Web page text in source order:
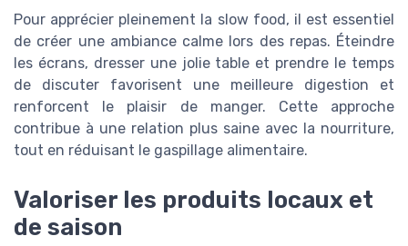
Pour apprécier pleinement la slow food, il est essentiel
de créer une ambiance calme lors des repas. Éteindre
les écrans, dresser une jolie table et prendre le temps
de discuter favorisent une meilleure digestion et
renforcent le plaisir de manger. Cette approche
contribue à une relation plus saine avec la nourriture,
tout en réduisant le gaspillage alimentaire.
Valoriser les produits locaux et
de saison